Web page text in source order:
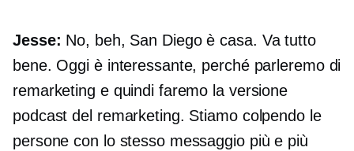
Jesse: No, beh, San Diego è casa. Va tutto
bene. Oggi è interessante, perché parleremo di
remarketing e quindi faremo la versione
podcast del remarketing. Stiamo colpendo le
persone con lo stesso messaggio più e più